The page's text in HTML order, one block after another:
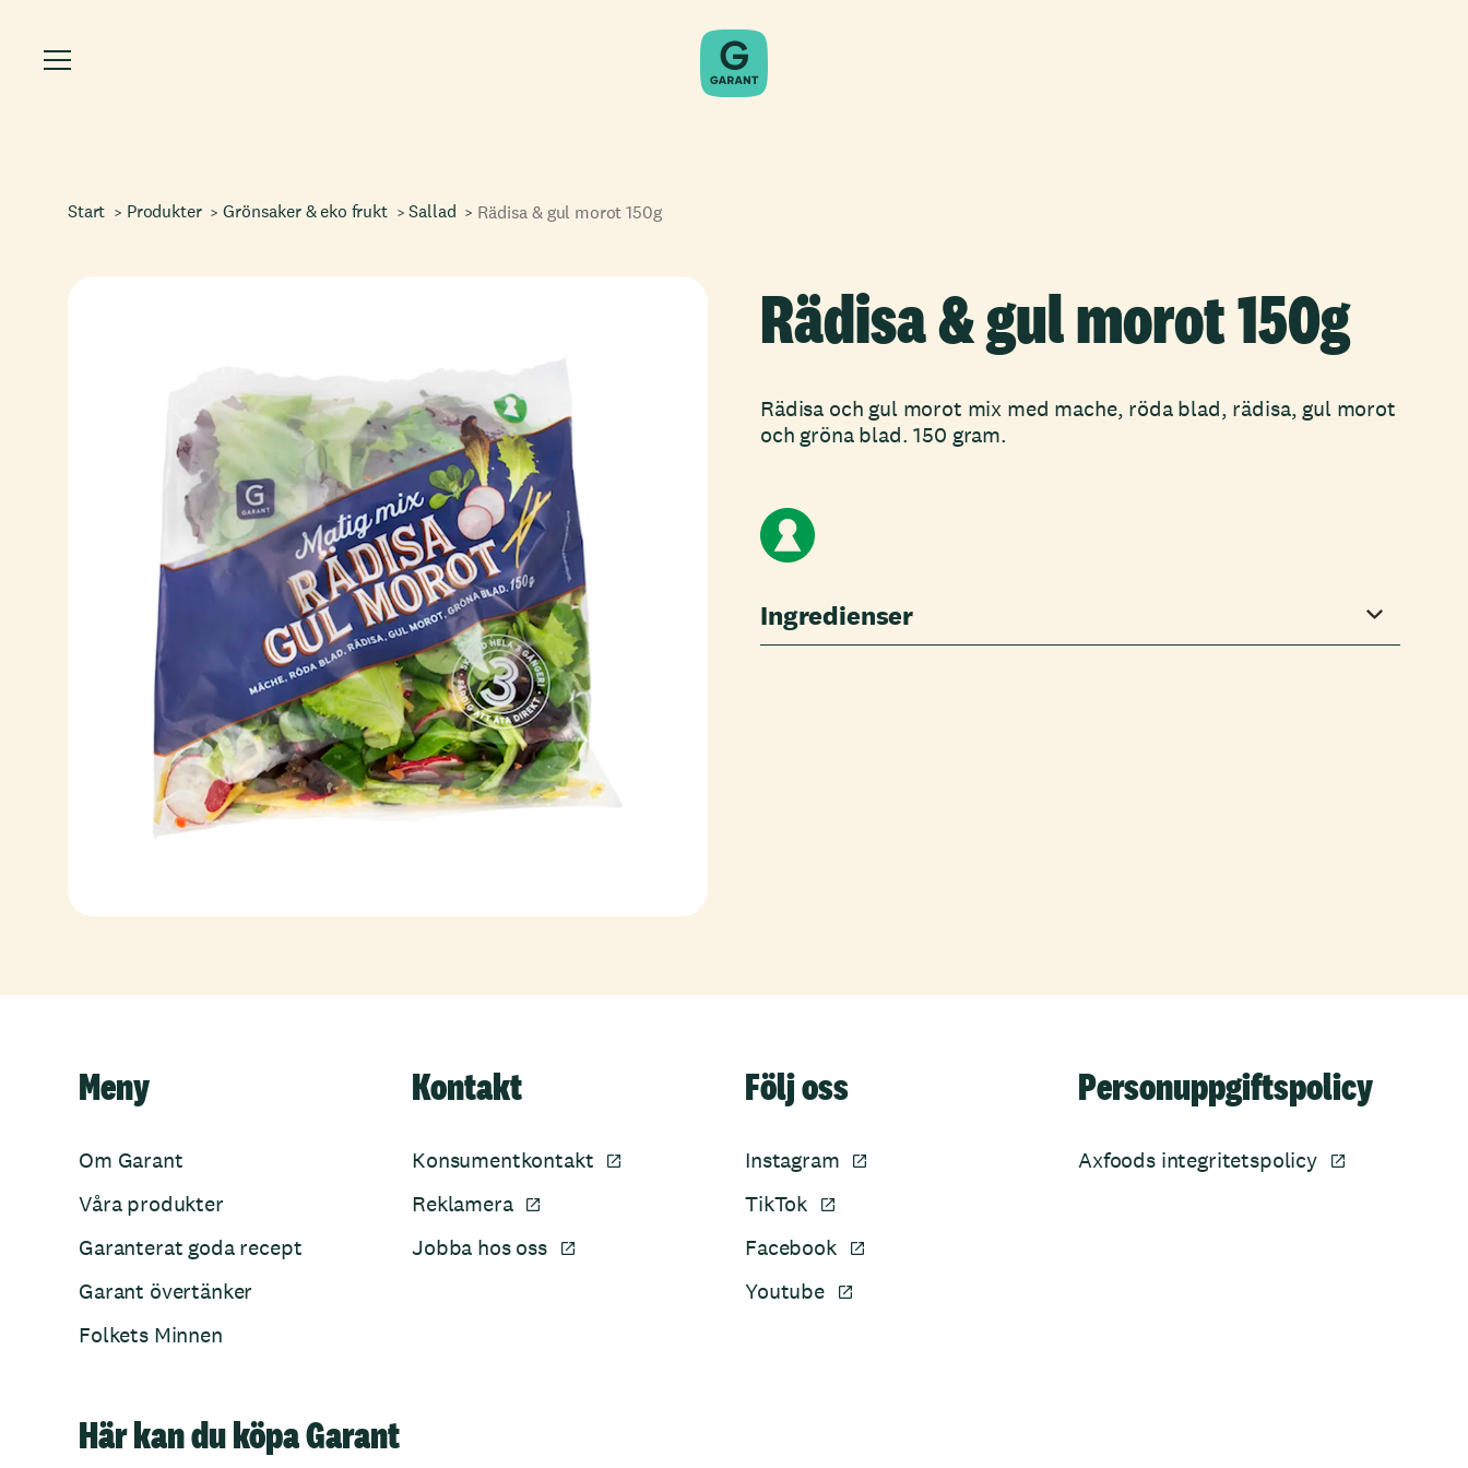
Start Produkter Grönsaker & eko frukt Sallad Rädisa & gul morot 150g
Rädisa & gul morot 150g
Rädisa och gul morot mix med mache, röda blad, rädisa, gul morot
och gröna blad. 150 gram.
Ingredienser
Meny
Om Garant
Våra produkter
Garanterat goda recept
Garant övertänker
Folkets Minnen
Kontakt
Konsumentkontakt
Reklamera
Jobba hos oss
Följ oss
Instagram
TikTok
Facebook
Youtube
Personuppgiftspolicy
Axfoods integritetspolicy
Här kan du köpa Garant